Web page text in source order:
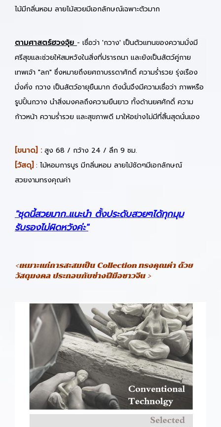
ไม้มีกลิ่นหอม ลายไม้สวยมีเอกลักษณ์เฉพาะตัวมาก
ตามศาสตร์ฮวงจุ้ย - เชื่อว่า 'กวาง' เป็นตัวแทนของความมั่งมี
ศรีสุขและช่วยให้สมหวังในสิ่งที่ปรารถนา และยังเป็นสัตว์คู่กาย
เทพเจ้า "ลก" ซึ่งหมายถึงยศถาบรรดาศักดิ์ ความร่ำรวย รุ่งเรือง
มั่งคั่ง กวาง เป็นสัตว์อายุยืนมาก ดังนั้นจึงมีความเชื่อว่า ภาพหรือ
รูปปั้นกวาง นำสิ่งมงคลถึงความยืนยาว ทั้งด้านยศศักดิ์ ความ
ก้าวหน้า ความร่ำรวย และสุขภาพดี มาให้อย่างไม่มีที่สิ้นสุดนั่นเอง
[ขนาด] :สูง 68 / กว้าง 24 / ลึก 9 ซม.
[วัสดุ] : ไม้หอมการบูร มีกลิ่นหอม ลายไม้ชัดๆมีเอกลักษณ์
สวยงามทรงคุณค่า
"ชุดนี้สวยมาก..แนะนำ ตั้งประดับสวยๆได้ทุกมุม
รับรองไม่ผิดหวังค่ะ"
<เหมาะแก่การสะสมเป็น Collection ทรงคุณค่า ด้วย
วัสดุมงคล ประกอบกับช่างฝีมือชาวจีน >